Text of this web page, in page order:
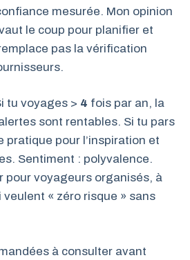
mesurée. Mon opinion
le coup pour planifier et
pas la vérification
tu voyages > 4 fois par an, la
sont rentables. Si tu pars
pratique pour l’inspiration et
Sentiment : polyvalence.
pour voyageurs organisés, à
« zéro risque » sans
à consulter avant